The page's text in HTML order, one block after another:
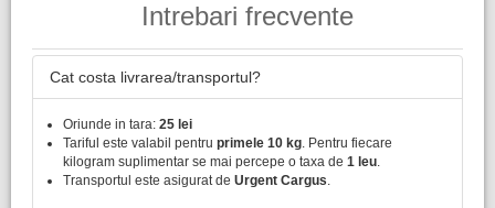
Intrebari frecvente
Cat costa livrarea/transportul?
Oriunde in tara: 25 lei
Tariful este valabil pentru primele 10 kg. Pentru fiecare
kilogram suplimentar se mai percepe o taxa de 1 leu.
Transportul este asigurat de Urgent Cargus.